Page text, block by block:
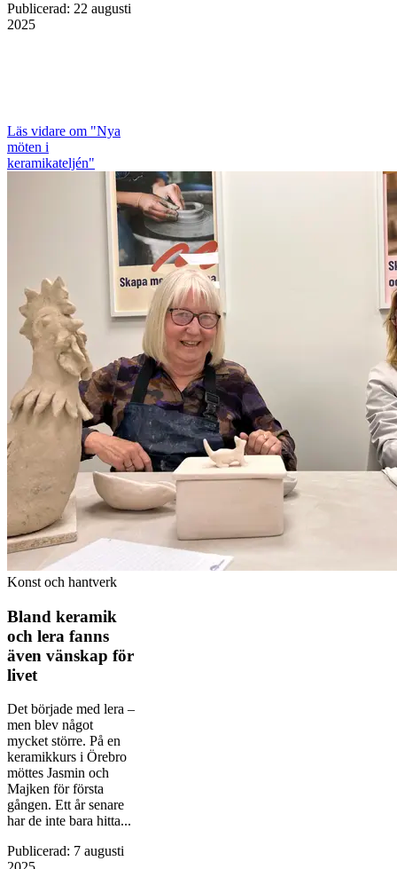
Publicerad: 22 augusti
2025
Läs vidare om "Nya
möten i
keramikateljén"
Konst och hantverk
Bland keramik
och lera fanns
även vänskap för
livet
Det började med lera –
men blev något
mycket större. På en
keramikkurs i Örebro
möttes Jasmin och
Majken för första
gången. Ett år senare
har de inte bara hitta...
Publicerad: 7 augusti